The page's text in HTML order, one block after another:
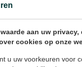
aan uw privacy,
cookies op onze
u uw voorkeuren voor
de
Er is slechts
beeldscherm.